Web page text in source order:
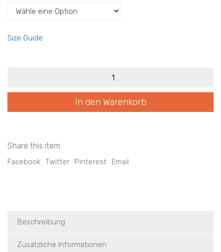
Size Guide
v33-
In den Warenkorb
Share this item:
Facebook Twitter Pinterest Email
Beschreibung
Zusätzliche Informationen